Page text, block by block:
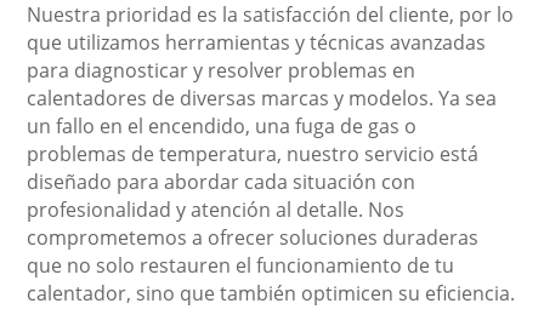
Nuestra prioridad es la satisfacción del cliente, por lo
que utilizamos herramientas y técnicas avanzadas
para diagnosticar y resolver problemas en
calentadores de diversas marcas y modelos. Ya sea
un fallo en el encendido, una fuga de gas o
problemas de temperatura, nuestro servicio está
diseñado para abordar cada situación con
profesionalidad y atención al detalle. Nos
comprometemos a ofrecer soluciones duraderas
que no solo restauren el funcionamiento de tu
calentador, sino que también optimicen su eficiencia.